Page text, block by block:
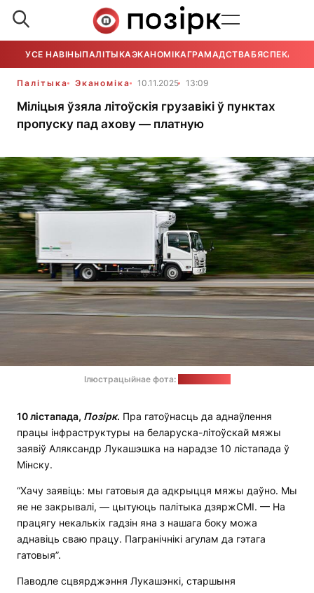
УСЕ НАВІНЫПАЛІТЫКАЭКАНОМІКАГРАМАДСТВАБЯСПЕКА
Палітыка Эканоміка 10.11.2025 13:09
Міліцыя ўзяла літоўскія грузавікі ў пунктах
пропуску пад ахову — платную
Ілюстрацыйнае фота:
10 лістапада, Позірк. Пра гатоўнасць да аднаўлення
працы інфраструктуры на беларуска-літоўскай мяжы
заявіў Аляксандр Лукашэшка на нарадзе 10 лістапада ў
Мінску.
“Хачу заявіць: мы гатовыя да адкрыцця мяжы даўно. Мы
яе не закрывалі, — цытуюць палітыка дзяржСМІ. — На
працягу некалькіх гадзін яна з нашага боку можа
аднавіць сваю працу. Пагранічнікі агулам да гэтага
гатовыя”.
Паводле сцвярджэння Лукашэнкі, старшыня